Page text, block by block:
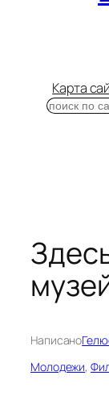
Карта
Поиск
Написано
Молодежи,